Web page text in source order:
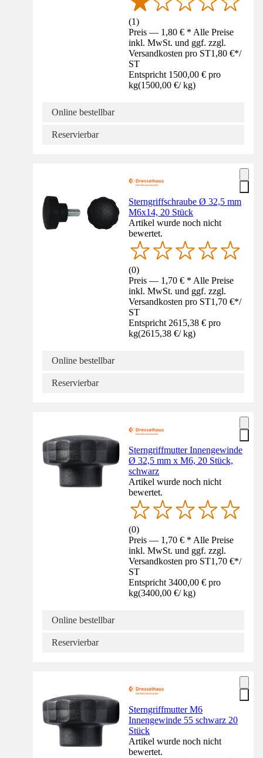
(1)
Preis — 1,80 € * Alle Preise
inkl. MwSt. und ggf. zzgl.
Versandkosten pro ST1,80 €*/
ST
Entspricht 1500,00 € pro
kg(1500,00 €/ kg)
Online bestellbar
Reservierbar
Sterngriffschraube Ø 32,5 mm
M6x14, 20 Stück
Artikel wurde noch nicht
bewertet.
(0)
Preis — 1,70 € * Alle Preise
inkl. MwSt. und ggf. zzgl.
Versandkosten pro ST1,70 €*/
ST
Entspricht 2615,38 € pro
kg(2615,38 €/ kg)
Online bestellbar
Reservierbar
Sterngriffmutter Innengewinde
Ø 32,5 mm x M6, 20 Stück,
schwarz
Artikel wurde noch nicht
bewertet.
(0)
Preis — 1,70 € * Alle Preise
inkl. MwSt. und ggf. zzgl.
Versandkosten pro ST1,70 €*/
ST
Entspricht 3400,00 € pro
kg(3400,00 €/ kg)
Online bestellbar
Reservierbar
Sterngriffmutter M6
Innengewinde 55 schwarz 20
Stück
Artikel wurde noch nicht
bewertet.